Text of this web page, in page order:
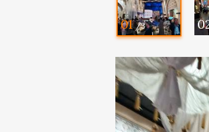
01 /3